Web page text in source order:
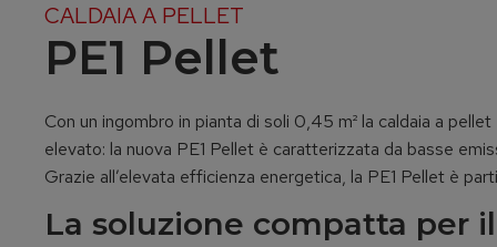
CALDAIA A PELLET
PE1 Pellet
Con un ingombro in pianta di soli 0,45 m² la caldaia a
elevato: la nuova PE1 Pellet è caratterizzata da basse
Grazie all’elevata efficienza energetica, la PE1 Pellet è
La soluzione compatta per